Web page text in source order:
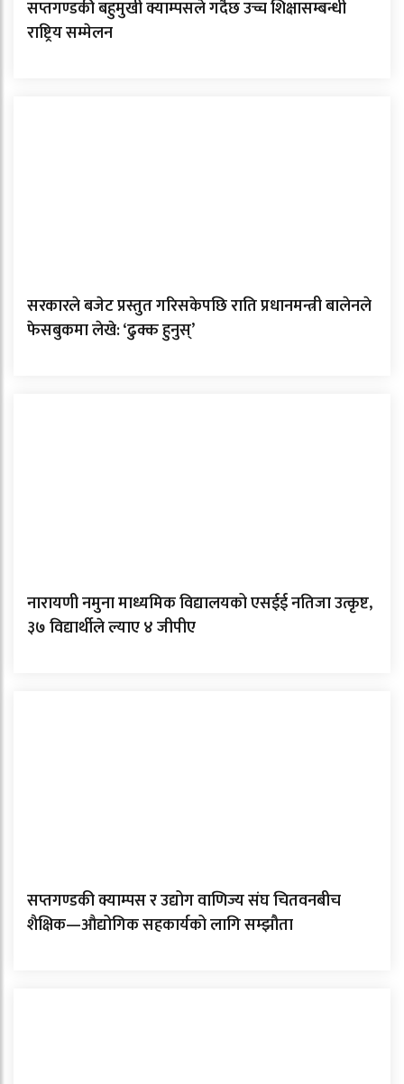
सप्तगण्डकी बहुमुखी क्याम्पसले गर्दैछ उच्च शिक्षासम्बन्धी
राष्ट्रिय सम्मेलन
सरकारले बजेट प्रस्तुत गरिसकेपछि राति प्रधानमन्त्री बालेनले
फेसबुकमा लेखे: ‘ढुक्क हुनुस्’
नारायणी नमुना माध्यमिक विद्यालयको एसईई नतिजा उत्कृष्ट,
३७ विद्यार्थीले ल्याए ४ जीपीए
सप्तगण्डकी क्याम्पस र उद्योग वाणिज्य संघ चितवनबीच
शैक्षिक—औद्योगिक सहकार्यको लागि सम्झौता